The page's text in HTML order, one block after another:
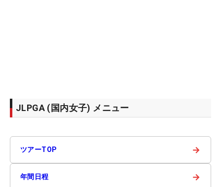
JLPGA (国内女子) メニュー
ツアーTOP →
年間日程 →